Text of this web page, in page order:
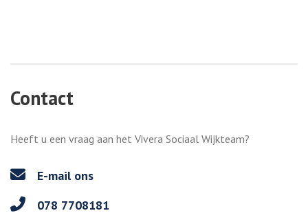
Contact
Heeft u een vraag aan het Vivera Sociaal Wijkteam?
E-mail ons
078 7708181